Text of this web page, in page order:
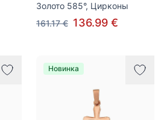
Золото 585°, Цирконы
161.17 € 136.99 €
Новинка